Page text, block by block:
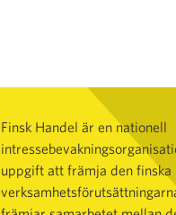
Finsk Handel är en nationell
uppgift att främja den finska